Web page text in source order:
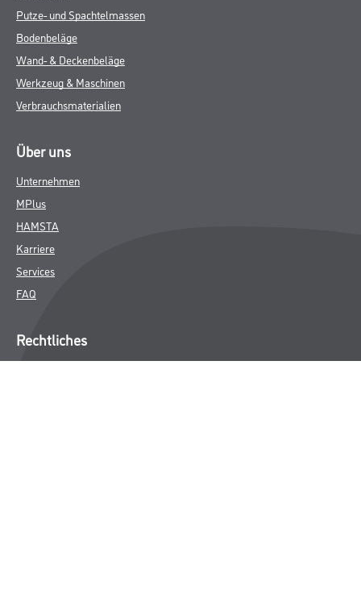
Putze- und Spachtelmassen
Bodenbeläge
Wand- & Deckenbeläge
Werkzeug & Maschinen
Verbrauchsmaterialien
Über uns
Unternehmen
MPlus
HAMSTA
Karriere
Services
FAQ
Rechtliches